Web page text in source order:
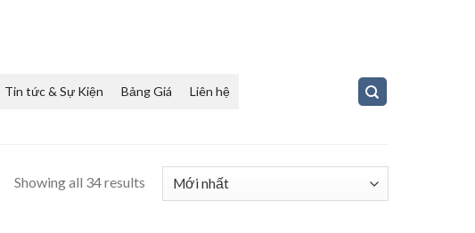
Tin tức & Sự Kiện Bảng Giá Liên hệ
Showing all 34 results